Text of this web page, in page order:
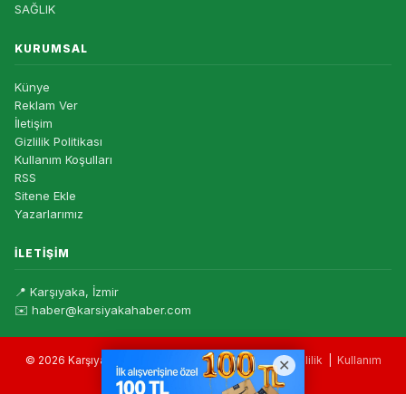
SAĞLIK
KURUMSAL
Künye
Reklam Ver
İletişim
Gizlilik Politikası
Kullanım Koşulları
RSS
Sitene Ekle
Yazarlarımız
İLETIŞIM
📍 Karşıyaka, İzmir
✉️ haber@karsiyakahaber.com
© 2026 Karşıyaka Haber — Tüm hakları saklıdır. |Gizlilik
Kullanım
Koşulları